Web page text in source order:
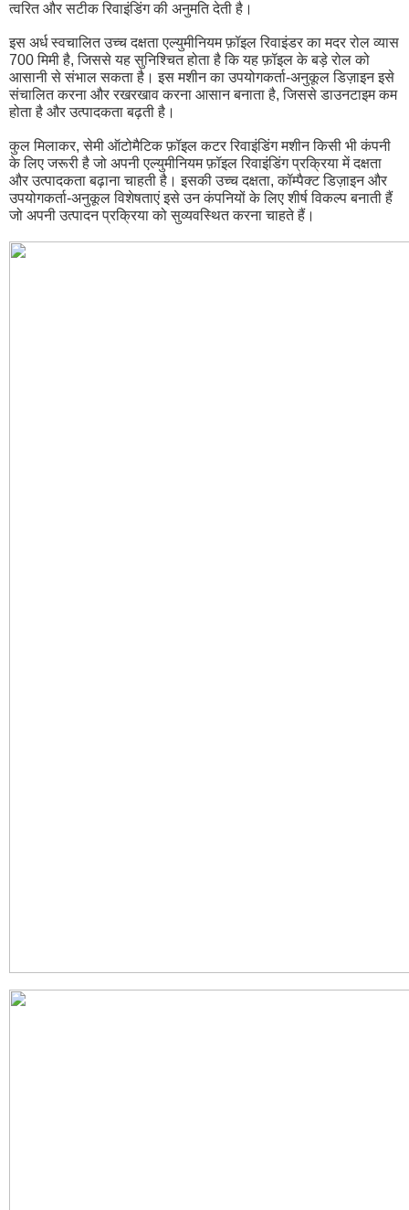
त्वरित और सटीक रिवाइंडिंग की अनुमति देती है।
इस अर्ध स्वचालित उच्च दक्षता एल्युमीनियम फ़ॉइल रिवाइंडर का मदर रोल व्यास
700 मिमी है, जिससे यह सुनिश्चित होता है कि यह फ़ॉइल के बड़े रोल को
आसानी से संभाल सकता है। इस मशीन का उपयोगकर्ता-अनुकूल डिज़ाइन इसे
संचालित करना और रखरखाव करना आसान बनाता है, जिससे डाउनटाइम कम
होता है और उत्पादकता बढ़ती है।
कुल मिलाकर, सेमी ऑटोमैटिक फ़ॉइल कटर रिवाइंडिंग मशीन किसी भी कंपनी
के लिए जरूरी है जो अपनी एल्युमीनियम फ़ॉइल रिवाइंडिंग प्रक्रिया में दक्षता
और उत्पादकता बढ़ाना चाहती है। इसकी उच्च दक्षता, कॉम्पैक्ट डिज़ाइन और
उपयोगकर्ता-अनुकूल विशेषताएं इसे उन कंपनियों के लिए शीर्ष विकल्प बनाती हैं
जो अपनी उत्पादन प्रक्रिया को सुव्यवस्थित करना चाहते हैं।